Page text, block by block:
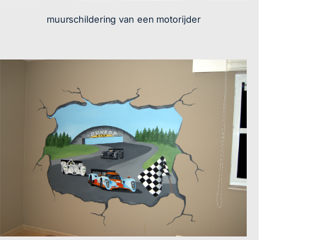
muurschildering van een motorijder